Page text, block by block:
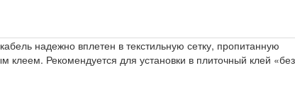
надежно вплетен в текстильную сетку, пропитанную
Рекомендуется для установки в плиточный клей «без